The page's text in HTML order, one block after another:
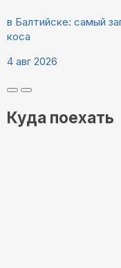
в Балтийске: самый
коса
4 авг 2026
Куда поехать